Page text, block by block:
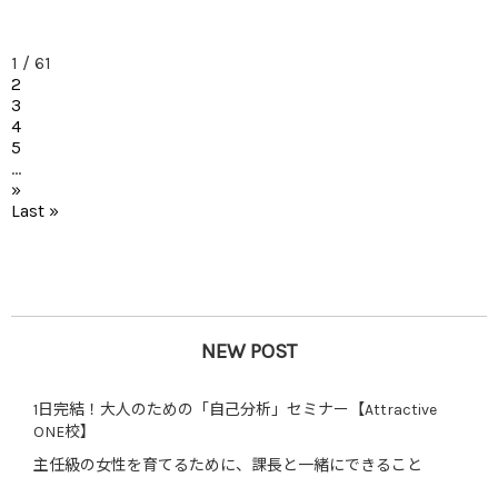
1 / 61
2
3
4
5
...
»
Last »
NEW POST
1日完結！大人のための「自己分析」セミナー【Attractive
ONE校】
主任級の女性を育てるために、課長と一緒にできること